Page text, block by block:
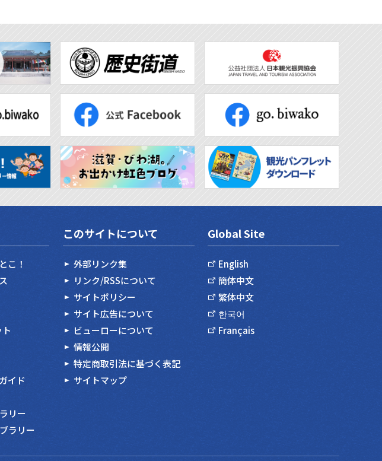
こ！
イド
リー
ラリー
このサイトについて
外部リンク集
リンク/RSSについて
サイトポリシー
サイト広告について
ビューローについて
情報公開
特定商取引法に基づく表記
サイトマップ
Global Site
English
簡体中文
繁体中文
한국어
Français